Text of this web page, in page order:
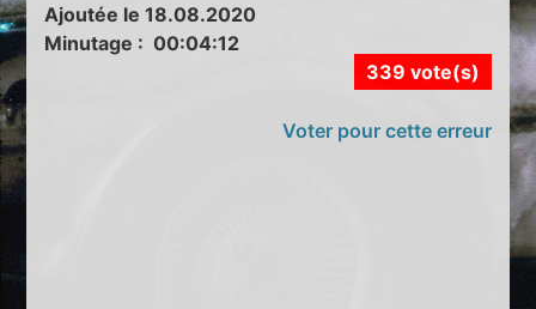
Ajoutée le 18.08.2020
Minutage : 00:04:12
339 vote(s)
Voter pour cette erreur